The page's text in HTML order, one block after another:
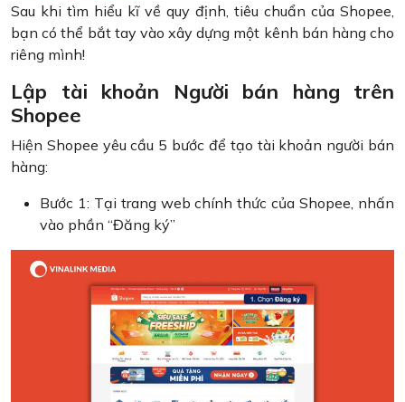
Sau khi tìm hiểu kĩ về quy định, tiêu chuẩn của Shopee,
bạn có thể bắt tay vào xây dựng một kênh bán hàng cho
riêng mình!
Lập tài khoản Người bán hàng trên
Shopee
Hiện Shopee yêu cầu 5 bước để tạo tài khoản người bán
hàng:
Bước 1: Tại trang web chính thức của Shopee, nhấn
vào phần “Đăng ký”